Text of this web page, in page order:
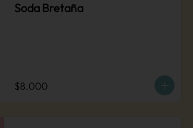
Soda Bretaña
$8.000